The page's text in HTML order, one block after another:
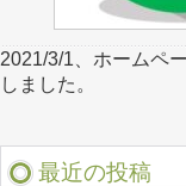
2021/3/1、ホームペ
しました。
最近の投稿